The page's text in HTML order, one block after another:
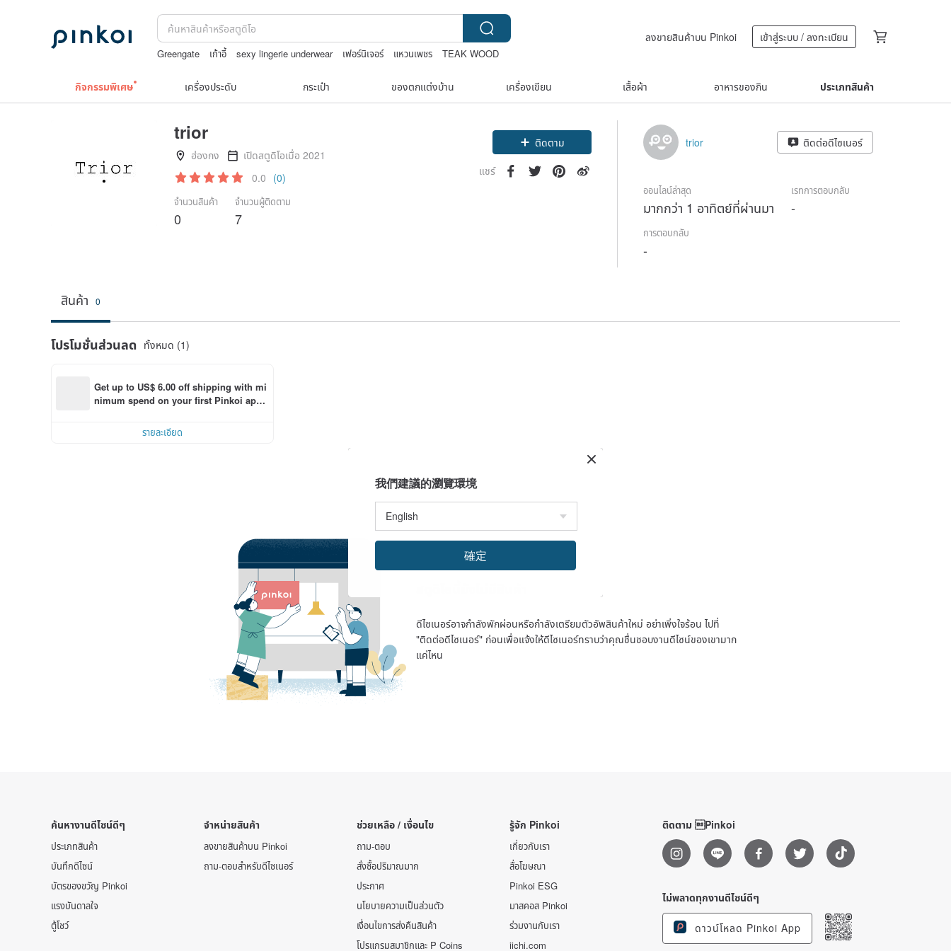
Greengate เก้าอี้ sexy lingerie underwear เฟอร์นิเจอร์ แหวนเพชร
TEAK WOOD
ลงขายสินค้าบน Pinkoi เข้าสู่ระบบ / ลงทะเบียน
กิจกรรมพิเศษ เครื่องประดับ กระเป๋า ของตกแต่งบ้าน เครื่องเขียน เสื้อผ้า อาหารของกิน ประเภทสินค้า
trior
ฮ่องกง
เปิดสตูดิโอเมื่อ 2021
0.0 (0)
จำนวนสินค้า
0
จำนวนผู้ติดตาม
7
ติดตาม
แชร์
trior ติดต่อดีไซเนอร์
ออนไลน์ล่าสุด
มากกว่า 1 อาทิตย์ที่ผ่านมา
เรทการตอบกลับ
-
การตอบกลับ
-
สินค้า 0
โปรโมชั่นส่วนลด ทั้งหมด (1)
Get up to US$ 6.00 off shipping with mi
nimum spend on your first Pinkoi app
รายละเอียด
ดีไซเนอร์อาจกำลังพักผ่อนหรือกำลังเตรียมตัวอัพสินค้าใหม่ อย่าเพิ่งใจร้อน ไปที่
"ติดต่อดีไซเนอร์" ก่อนเพื่อแจ้งให้ดีไซเนอร์ทราบว่าคุณชื่นชอบงานดีไซน์ของเขามาก
แค่ไหน
ค้นหางานดีไซน์ดีๆ
ประเภทสินค้า
บันทึกดีไซน์
บัตรของขวัญ Pinkoi
แรงบันดาลใจ
ตู้โชว์
จำหน่ายสินค้า
ลงขายสินค้าบน Pinkoi
ถาม-ตอบสำหรับดีไซเนอร์
ช่วยเหลือ / เงื่อนไข
ถาม-ตอบ
สั่งซื้อปริมาณมาก
ประกาศ
นโยบายความเป็นส่วนตัว
เงื่อนไขการส่งคืนสินค้า
โปรแกรมสมาชิกและ P Coins
รู้จัก Pinkoi
เกี่ยวกับเรา
สื่อโฆษณา
Pinkoi ESG
มาสคอส Pinkoi
ร่วมงานกับเรา
iichi.com
ติดตาม Pinkoi
ไม่พลาดทุกงานดีไซน์ดีๆ
ดาวน์โหลด Pinkoi App
我們建議的瀏覽環境
確定